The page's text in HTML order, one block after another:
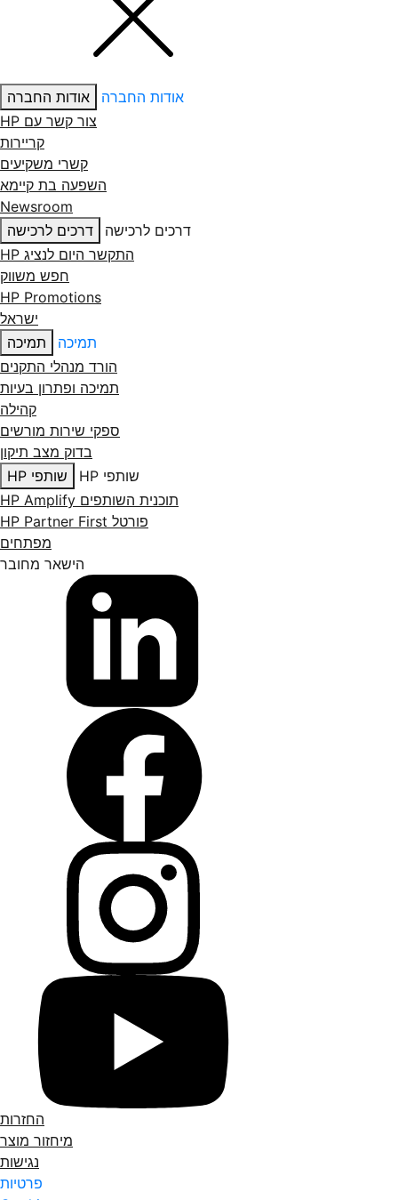
אודות החברה
אודות החברה
צור קשר עם ‏HP
קריירות
קשרי משקיעים
השפעה בת קיימא
Newsroom
דרכים לרכישה
דרכים לרכישה
התקשר היום לנציג HP
חפש משווק
HP Promotions
ישראל
תמיכה
תמיכה
הורד מנהלי התקנים
תמיכה ופתרון בעיות
קהילה
ספקי שירות מורשים
בדוק מצב תיקון
שותפי HP
שותפי HP
תוכנית השותפים HP Amplify
פורטל HP Partner First
מפתחים
הישאר מחובר
החזרות
מיחזור מוצר
נגישות
פרטיות